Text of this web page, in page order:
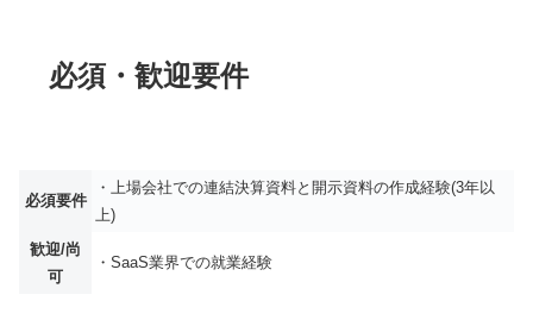
必須・歓迎要件
必須要件
・上場会社での連結決算資料と開示資料の作成経験(3年以
上)
歓迎/尚
可
・SaaS業界での就業経験